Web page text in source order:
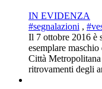
IN EVIDENZA
#segnalazioni ,
Il 7 ottobre 2016 è
esemplare
Città
ritrovamenti degli